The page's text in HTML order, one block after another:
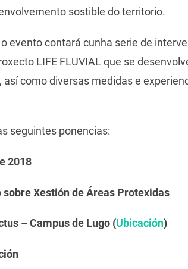
sostible do territorio.
evento contará cunha serie de
LIFE FLUVIAL que se
así como diversas medidas e
seguintes ponencias:
2018
Xestión de Áreas Protexidas
– Campus de Lugo (Ubicación)